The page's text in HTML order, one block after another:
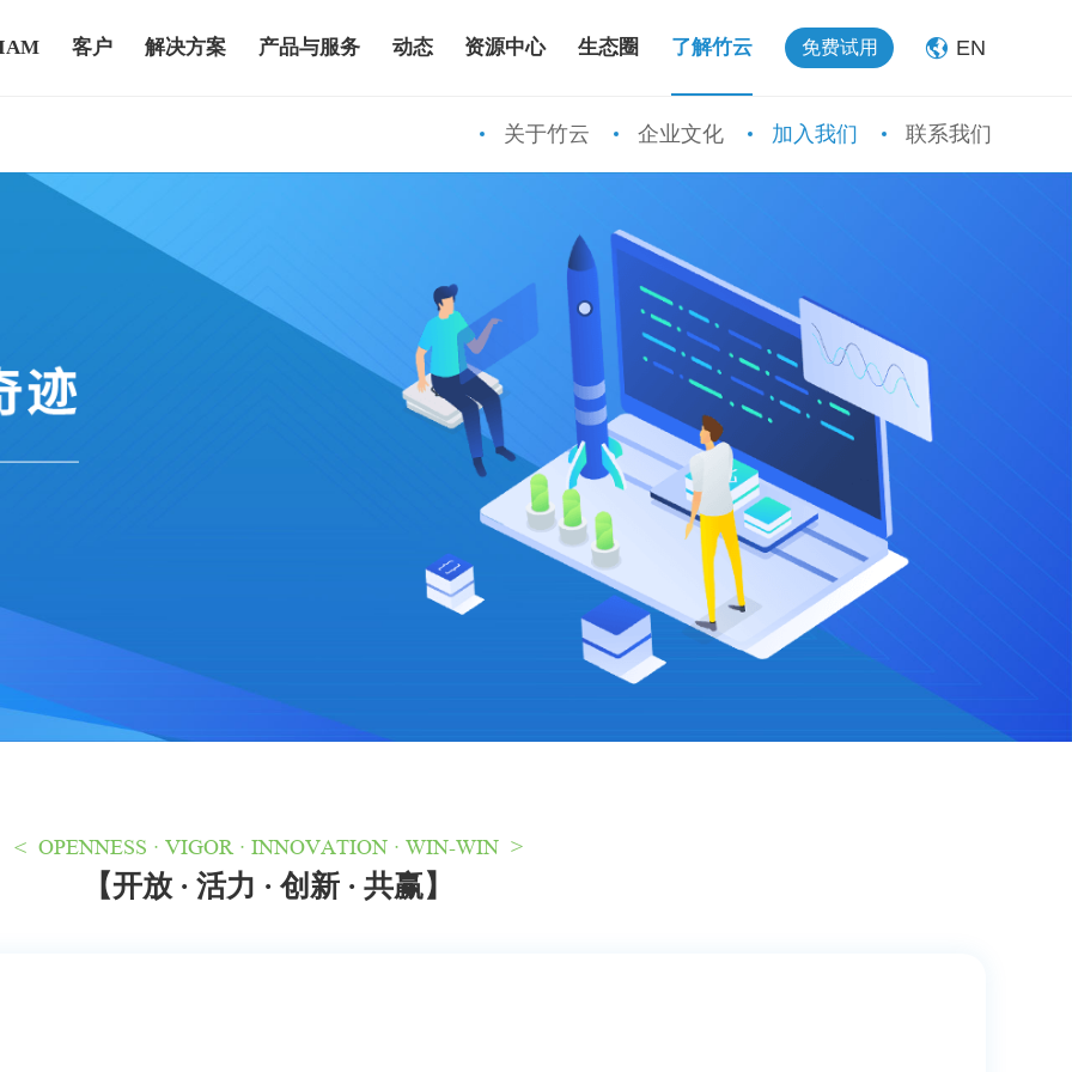
客户 解决方案 产品与服务 动态 资源中心 生态圈 了解竹云 免费试用 EN
关于竹云 企业文化 加入我们 联系我们
< OPENNESS · VIGOR · INNOVATION · WIN-WIN >
【开放 · 活力 · 创新 · 共赢】